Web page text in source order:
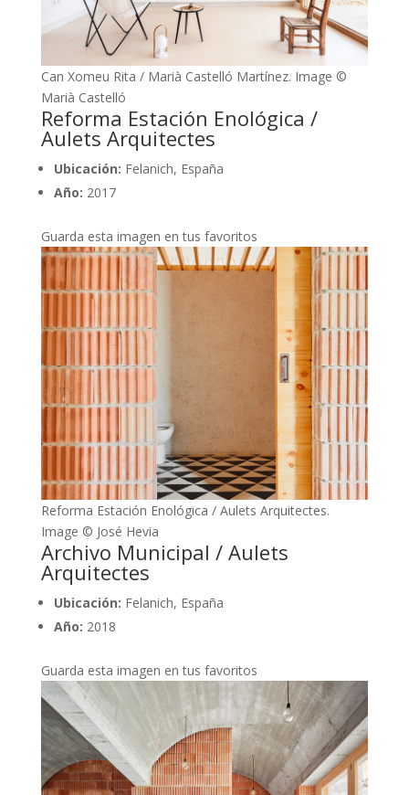
Can Xomeu Rita / Marià Castelló Martínez. Image ©
Marià Castelló
Reforma Estación Enológica /
Aulets Arquitectes
Ubicación: Felanich, España
Año: 2017
Guarda esta imagen en tus favoritos
Reforma Estación Enológica / Aulets Arquitectes.
Image © José Hevia
Archivo Municipal / Aulets
Arquitectes
Ubicación: Felanich, España
Año: 2018
Guarda esta imagen en tus favoritos